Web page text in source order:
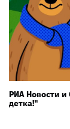
РИА Новости и
детка!"